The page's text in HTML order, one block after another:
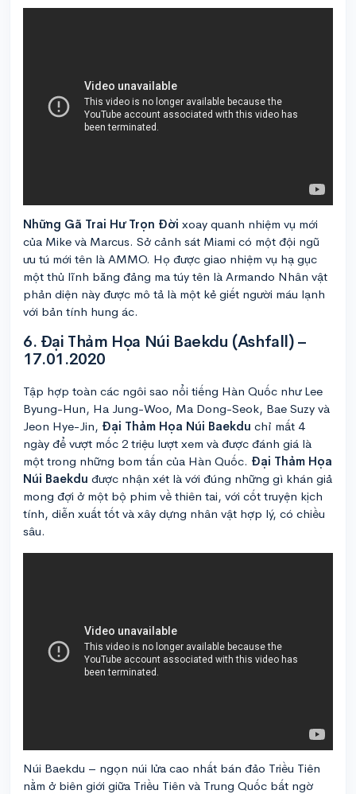
Những Gã Trai Hư Trọn Đời xoay quanh nhiệm vụ mới
của Mike và Marcus. Sở cảnh sát Miami có một đội ngũ
ưu tú mới tên là AMMO. Họ được giao nhiệm vụ hạ gục
một thủ lĩnh băng đảng ma túy tên là Armando Nhân vật
phản diện này được mô tả là một kẻ giết người máu lạnh
với bản tính hung ác.
6. Đại Thảm Họa Núi Baekdu (Ashfall) –
17.01.2020
Tập hợp toàn các ngôi sao nổi tiếng Hàn Quốc như Lee
Byung-Hun, Ha Jung-Woo, Ma Dong-Seok, Bae Suzy và
Jeon Hye-Jin, Đại Thảm Họa Núi Baekdu chỉ mất 4
ngày để vượt mốc 2 triệu lượt xem và được đánh giá là
một trong những bom tấn của Hàn Quốc. Đại Thảm Họa
Núi Baekdu được nhận xét là với đúng những gì khán giả
mong đợi ở một bộ phim về thiên tai, với cốt truyện kịch
tính, diễn xuất tốt và xây dựng nhân vật hợp lý, có chiều
sâu.
Núi Baekdu – ngọn núi lửa cao nhất bán đảo Triều Tiên
nằm ở biên giới giữa Triều Tiên và Trung Quốc bất ngờ